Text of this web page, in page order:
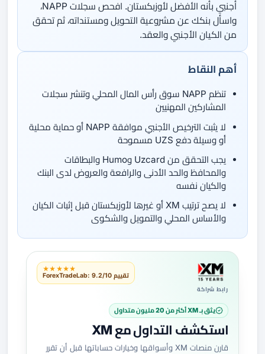
أجنبي بأنه الأفضل لأوزبكستان. افحص سجلات NAPP،
واسأل بنكك عن مشروعية التحويل ومستنداته، ثم تحقق
من الكيان الأجنبي والعقد.
أهم النقاط
تنظم NAPP سوق رأس المال المحلي وتنشر سجلات
المشاركين المهنيين
لا يثبت الترخيص الأجنبي موافقة NAPP أو حماية محلية
أو وسيلة دفع UZS مسموحة
يجب التحقق من Uzcard وHumo والبطاقات
والمحافظ والحد الأدنى والرافعة والعروض لدى البنك
والكيان نفسه
لا يصح ترتيب XM أو غيرها لأوزبكستان قبل إثبات الكيان
والأساس المحلي والتمويل والشكوى
رابط شراكة
★★★★★
تقييم ForexTradeLab: 9.2/10
يثق بـ XM أكثر من 20 مليون متداول
استكشف التداول مع XM
قارن منصات XM وأسواقها وخيارات حساباتها قبل أن تقرر